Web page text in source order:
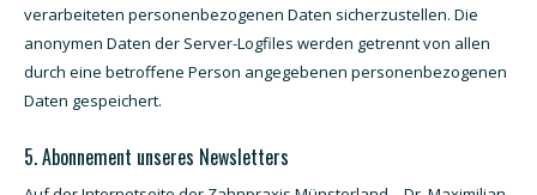
verarbeiteten personenbezogenen Daten sicherzustellen. Die
anonymen Daten der Server-Logfiles werden getrennt von allen
durch eine betroffene Person angegebenen personenbezogenen
Daten gespeichert.
5. Abonnement unseres Newsletters